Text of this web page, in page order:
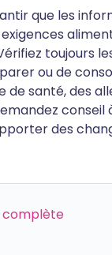
que les
toujours
ou de
santé, des
des
complète